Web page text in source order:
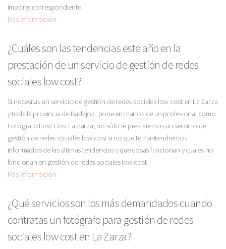
importe correspondiente.
Más Información
¿Cuáles son las tendencias este año en la
prestación de un servicio de gestión de redes
sociales low cost?
Si necesitas un servicio de gestión de redes sociales low cost en La Zarza
y toda la provincia de Badajoz, pone en manos de un profesional como
Fotógrafo Low Cost La Zarza, no sólo te prestaremos un servicio de
gestión de redes sociales low cost si no que te mantendremos
informados de las últimas tendencias y que cosas funcionan y cuales no
funcionan en gestión de redes sociales low cost
Más Información
¿Qué servicios son los más demandados cuando
contratas un fotógrafo para gestión de redes
sociales low cost en La Zarza?